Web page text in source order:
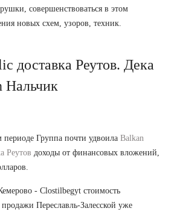
совершенствоваться в этом
новых схем, узоров, техник.
доставка Реутов. Дека
Нальчик
периоде Группа почти удвоила Balkan
Реутов доходы от финансовых вложений,
- Clostilbegyt стоимость
Переславль-Залесской уже